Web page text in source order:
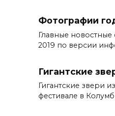
Фотографии
Главные
2019 по версии
Гигантские
Гигантские звери
фестивале в